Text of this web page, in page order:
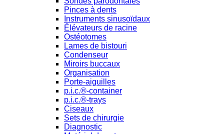
Pinces à dents
Instruments sinusoïdaux
Élévateurs de racine
Ostéotomes
Lames de bistouri
Condenseur
Miroirs buccaux
Organisation
Porte-aiguilles
p.i.c.®-container
p.i.c.®-trays
Ciseaux
Sets de chirurgie
Diagnostic